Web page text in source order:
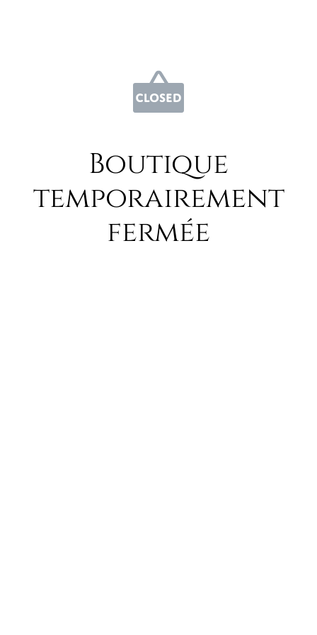
Boutique
temporairement
fermée